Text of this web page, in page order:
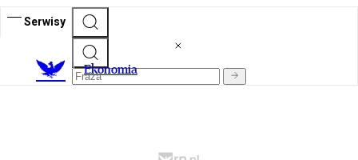
Serwisy
Ekonomia